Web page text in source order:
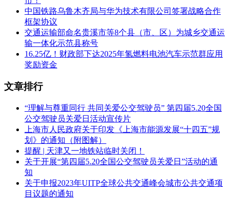
中国铁路乌鲁木齐局与华为技术有限公司签署战略合作
框架协议
交通运输部命名贵溪市等8个县（市、区）为城乡交通运
输一体化示范县称号
16.25亿！财政部下达2025年氢燃料电池汽车示范群应用
奖励资金
文章排行
“理解与尊重同行 共同关爱公交驾驶员” 第四届5.20全国
公交驾驶员关爱日活动宣传片
上海市人民政府关于印发《上海市能源发展“十四五”规
划》的通知（附图解）
提醒 | 天津又一地铁站临时关闭！
关于开展“第四届5.20全国公交驾驶员关爱日”活动的通
知
关于申报2023年UITP全球公共交通峰会城市公共交通项
目议题的通知